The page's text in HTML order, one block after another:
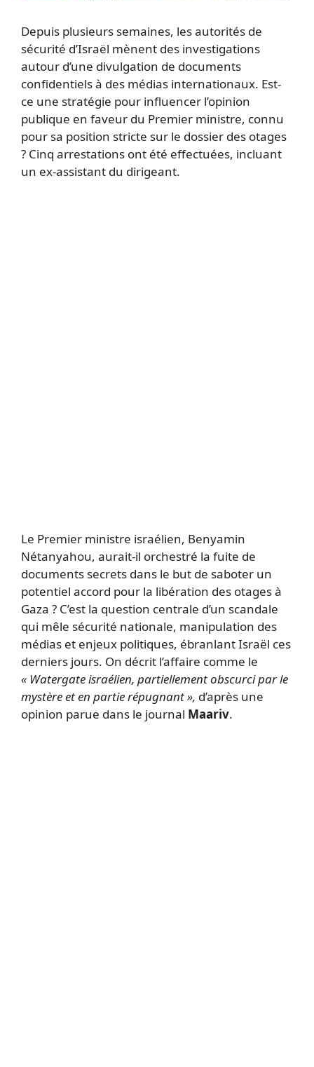
Depuis plusieurs semaines, les autorités de
sécurité d’Israël mènent des investigations
autour d’une divulgation de documents
confidentiels à des médias internationaux. Est-
ce une stratégie pour influencer l’opinion
publique en faveur du Premier ministre, connu
pour sa position stricte sur le dossier des otages
? Cinq arrestations ont été effectuées, incluant
un ex-assistant du dirigeant.
Le Premier ministre israélien, Benyamin
Nétanyahou, aurait-il orchestré la fuite de
documents secrets dans le but de saboter un
potentiel accord pour la libération des otages à
Gaza ? C’est la question centrale d’un scandale
qui mêle sécurité nationale, manipulation des
médias et enjeux politiques, ébranlant Israël ces
derniers jours. On décrit l’affaire comme le
« Watergate israélien, partiellement obscurci par le
mystère et en partie répugnant », d’après une
opinion parue dans le journal Maariv.